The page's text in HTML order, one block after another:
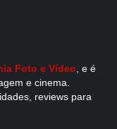
Foto e Vídeo , e é
e cinema.
reviews para